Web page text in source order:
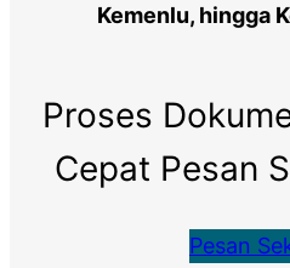
Kemenlu, hingga
Proses
Cepat Pesan
Pesan